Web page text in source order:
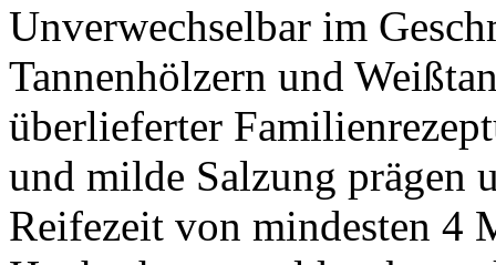
Unverwechselbar im
Tannenhölzern und
überlieferter
und milde Salzung prägen
Reifezeit von mindesten 4